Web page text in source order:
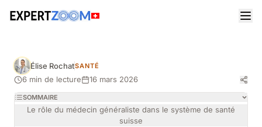
Élise RochatSANTÉ
6 min de lecture 16 mars 2026
SOMMAIRE
Le rôle du médecin généraliste dans le système de santé
suisse